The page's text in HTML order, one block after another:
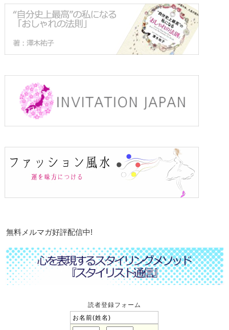
無料メルマガ好評配信中!
読者登録フォーム
お名前(姓名)